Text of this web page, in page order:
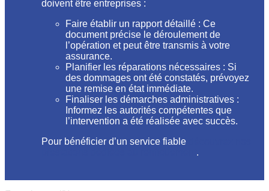
doivent être entreprises :
Faire établir un rapport détaillé : Ce
document précise le déroulement de
l’opération et peut être transmis à votre
assurance.
Planifier les réparations nécessaires : Si
des dommages ont été constatés, prévoyez
une remise en état immédiate.
Finaliser les démarches administratives :
Informez les autorités compétentes que
l’intervention a été réalisée avec succès.
Pour bénéficier d’un service fiable
.